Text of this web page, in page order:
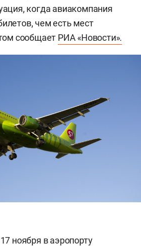
когда авиакомпания
чем есть мест
сообщает РИА «Новости».
ноября в аэропорту